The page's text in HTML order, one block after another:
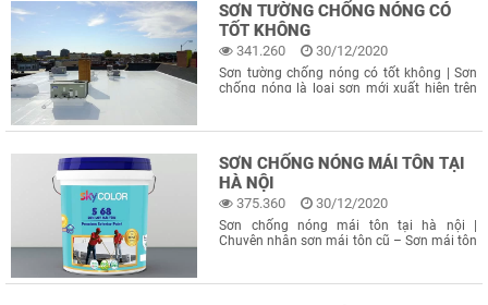
SƠN TƯỜNG CHỐNG NÓNG CÓ
TỐT KHÔNG
341.260 30/12/2020
Sơn tường chống nóng có tốt không | Sơn
chống nóng là loại sơn mới xuất hiện trên
hay không là điều mà rất nhiều người đang
SƠN CHỐNG NÓNG MÁI TÔN TẠI
HÀ NỘI
375.360 30/12/2020
Sơn chống nóng mái tôn tại hà nội |
Chuyên nhận sơn mái tôn cũ – Sơn mái tôn
không biết có nên thi công sơn chống nóng